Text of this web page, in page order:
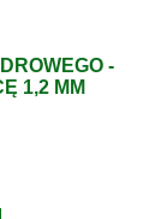
-
1,2 MM